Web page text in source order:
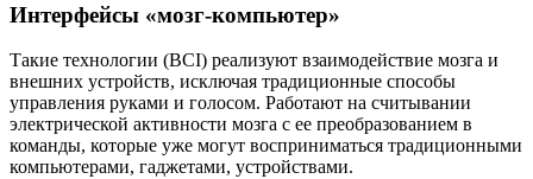
Интерфейсы «мозг-компьютер»
Такие технологии (BCI) реализуют взаимодействие мозга и
внешних устройств, исключая традиционные способы
управления руками и голосом. Работают на считывании
электрической активности мозга с ее преобразованием в
команды, которые уже могут восприниматься традиционными
компьютерами, гаджетами, устройствами.